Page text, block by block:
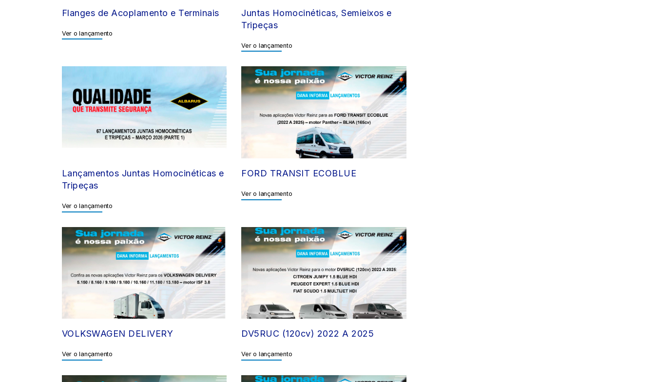
Flanges de Acoplamento e Terminais
Ver o lançamento
Juntas Homocinéticas, Semieixos e
Tripeças
Ver o lançamento
Lançamentos Juntas Homocinéticas e
Tripeças
Ver o lançamento
FORD TRANSIT ECOBLUE
Ver o lançamento
VOLKSWAGEN DELIVERY
Ver o lançamento
DV5RUC (120cv) 2022 A 2025
Ver o lançamento